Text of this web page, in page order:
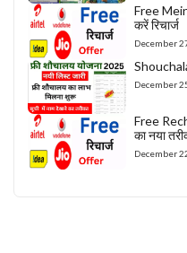
Free
करें रिचार्ज
December
December
Free
का नया
December